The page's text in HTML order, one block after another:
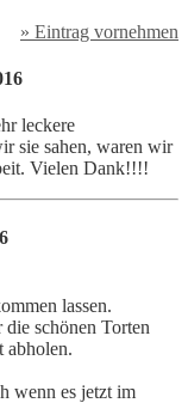
» Eintrag vornehmen
leckere
sie sahen, waren wir
Vielen Dank!!!!
lassen.
schönen Torten
abholen.
wenn es jetzt im